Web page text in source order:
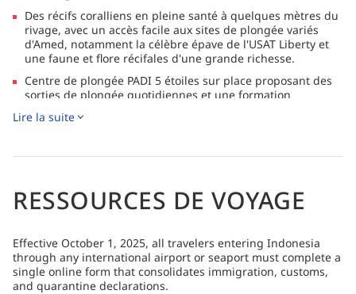
Des récifs coralliens en pleine santé à quelques mètres du
rivage, avec un accès facile aux sites de plongée variés
d'Amed, notamment la célèbre épave de l'USAT Liberty et
une faune et flore récifales d'une grande richesse.
Centre de plongée PADI 5 étoiles sur place proposant des
sorties de plongée quotidiennes et une formation
équipe expérimentée et disposant d'une piscine
Des installations de villégiature relaxantes comprenant
frais et des cocktails dans une atmosphère tropicale
Lire la suite
RESSOURCES DE VOYAGE
Effective October 1, 2025, all travelers entering Indonesia
through any international airport or seaport must complete a
single online form that consolidates immigration, customs,
and quarantine declarations.